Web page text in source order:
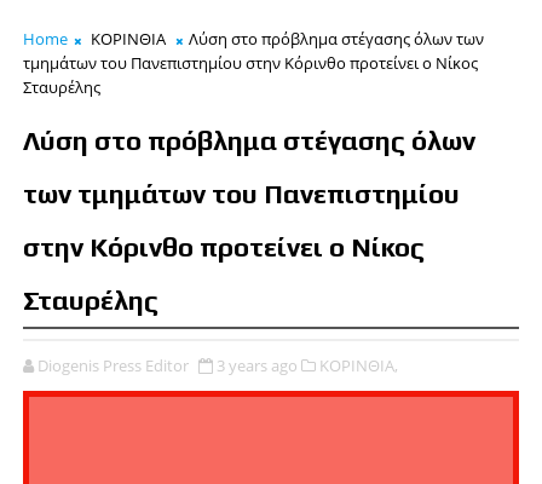
Home ΚΟΡΙΝΘΙΑ
Λύση στο πρόβλημα στέγασης όλων των
τμημάτων του Πανεπιστημίου στην Κόρινθο προτείνει ο Νίκος
Σταυρέλης
Λύση στο πρόβλημα στέγασης όλων
των τμημάτων του Πανεπιστημίου
στην Κόρινθο προτείνει ο Νίκος
Σταυρέλης
Diogenis Press Editor 3 years ago ΚΟΡΙΝΘΙΑ,